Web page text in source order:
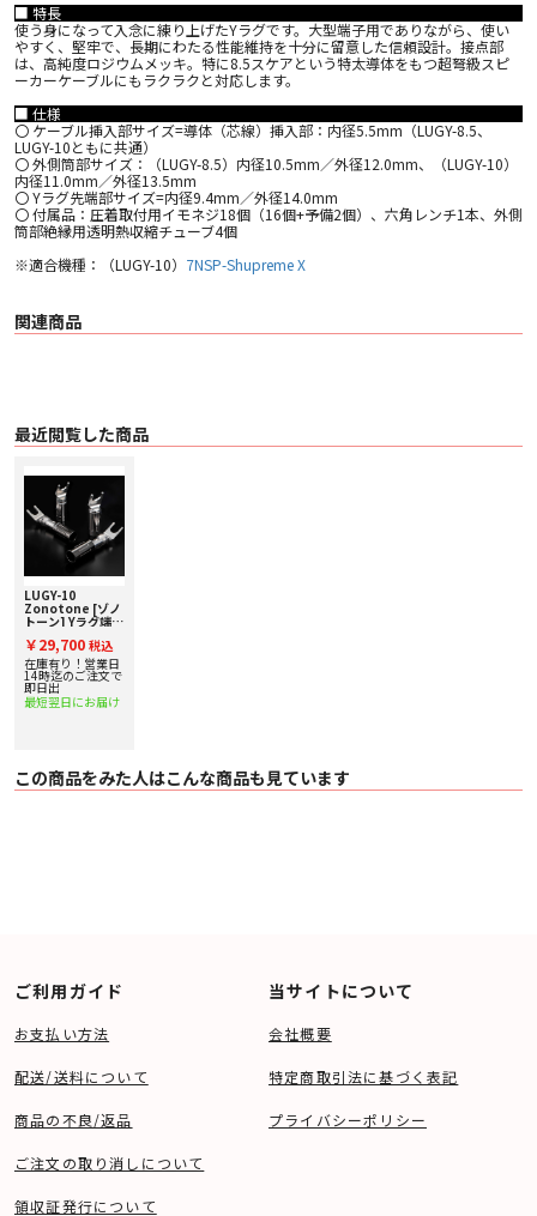
■ 特長
使う身になって入念に練り上げたYラグです。大型端子用でありながら、使い
やすく、堅牢で、長期にわたる性能維持を十分に留意した信頼設計。接点部
は、高純度ロジウムメッキ。特に8.5スケアという特太導体をもつ超弩級スピ
ーカーケーブルにもラクラクと対応します。
■ 仕様
〇 ケーブル挿入部サイズ=導体（芯線）挿入部：内径5.5mm（LUGY-8.5、
LUGY-10ともに共通）
〇 外側筒部サイズ：（LUGY-8.5）内径10.5mm／外径12.0mm、（LUGY-10）
内径11.0mm／外径13.5mm
〇 Yラグ先端部サイズ=内径9.4mm／外径14.0mm
〇 付属品：圧着取付用イモネジ18個（16個+予備2個）、六角レンチ1本、外側
筒部絶縁用透明熱収縮チューブ4個
※適合機種：（LUGY-10） 7NSP-Shupreme X
関連商品
最近閲覧した商品
LUGY-10
Zonotone [ゾノ
トーン] Yラグ端子
Shupreme X専
用端子 4本組）
￥29,700 税込
在庫有り！営業日
14時迄のご注文で
即日出
最短翌日にお届け
この商品をみた人はこんな商品も見ています
ご利用ガイド
お支払い方法
配送/送料について
商品の不良/返品
ご注文の取り消しについて
領収証発行について
当サイトについて
会社概要
特定商取引法に基づく表記
プライバシーポリシー